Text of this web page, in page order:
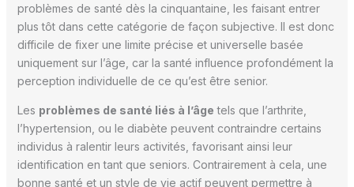
problèmes de santé dès la cinquantaine, les faisant entrer
plus tôt dans cette catégorie de façon subjective. Il est donc
difficile de fixer une limite précise et universelle basée
uniquement sur l’âge, car la santé influence profondément la
perception individuelle de ce qu’est être senior.
Les problèmes de santé liés à l’âge tels que l’arthrite,
l’hypertension, ou le diabète peuvent contraindre certains
individus à ralentir leurs activités, favorisant ainsi leur
identification en tant que seniors. Contrairement à cela, une
bonne santé et un style de vie actif peuvent permettre à